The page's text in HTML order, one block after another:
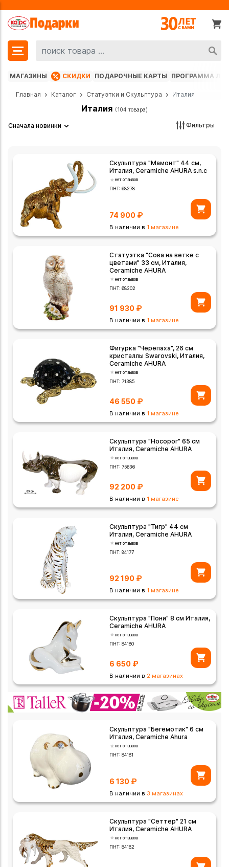
МАГАЗИНЫ СКИДКИ ПОДАРОЧНЫЕ КАРТЫ ПРОГРАММА
Главная Каталог Статуэтки и Скульптура Италия
Италия (104 товара)
Сначала новинки Фильтры
Скульптура "Мамонт" 44 см,
Италия, Ceramiche AHURA s.n.c
нет отзывов
ПНТ:68278
74 900 ₽
В наличии в 1 магазине
Статуэтка "Сова на ветке с
цветами" 33 см, Италия,
Ceramiche AHURA
нет отзывов
ПНТ:68302
91 930 ₽
В наличии в 1 магазине
Фигурка "Черепаха", 26 см
кристаллы Swarovski, Италия,
Ceramiche AHURA
нет отзывов
ПНТ:71385
46 550 ₽
В наличии в 1 магазине
Скульптура "Носорог" 65 см
Италия, Ceramiche AHURA
нет отзывов
ПНТ:75636
92 200 ₽
В наличии в 1 магазине
Скульптура "Тигр" 44 см
Италия, Ceramiche AHURA
нет отзывов
ПНТ:84177
92 190 ₽
В наличии в 1 магазине
Скульптура "Пони" 8 см Италия,
Ceramiche AHURA
нет отзывов
ПНТ:84180
6 650 ₽
В наличии в 2 магазинах
Скульптура "Бегемотик" 6 см
Италия, Ceramiche Ahura
нет отзывов
ПНТ:84181
6 130 ₽
В наличии в 3 магазинах
Скульптура "Сеттер" 21 см
Италия, Ceramiche AHURA
нет отзывов
ПНТ:84182